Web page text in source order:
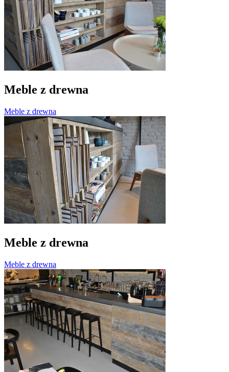
Meble z drewna
Meble z drewna
Meble z drewna
Meble z drewna